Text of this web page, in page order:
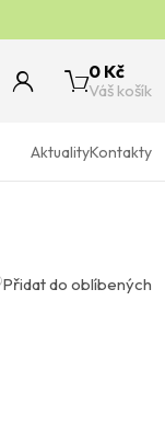
0 Kč
Váš košík
AktualityKontakty
Přidat do oblíbených